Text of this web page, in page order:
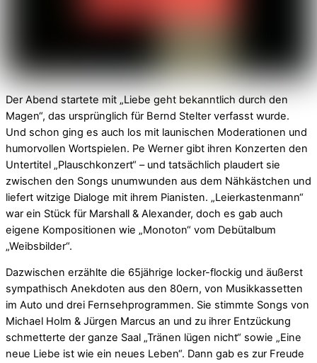
Der Abend startete mit „Liebe geht bekanntlich durch den
Magen“, das ursprünglich für Bernd Stelter verfasst wurde.
Und schon ging es auch los mit launischen Moderationen und
humorvollen Wortspielen. Pe Werner gibt ihren Konzerten den
Untertitel „Plauschkonzert“ – und tatsächlich plaudert sie
zwischen den Songs unumwunden aus dem Nähkästchen und
liefert witzige Dialoge mit ihrem Pianisten. „Leierkastenmann“
war ein Stück für Marshall & Alexander, doch es gab auch
eigene Kompositionen wie „Monoton“ vom Debütalbum
„Weibsbilder“.
Dazwischen erzählte die 65jährige locker-flockig und äußerst
sympathisch Anekdoten aus den 80ern, von Musikkassetten
im Auto und drei Fernsehprogrammen. Sie stimmte Songs von
Michael Holm & Jürgen Marcus an und zu ihrer Entzückung
schmetterte der ganze Saal „Tränen lügen nicht“ sowie „Eine
neue Liebe ist wie ein neues Leben“. Dann gab es zur Freude